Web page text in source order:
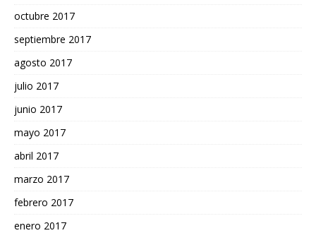
octubre 2017
septiembre 2017
agosto 2017
julio 2017
junio 2017
mayo 2017
abril 2017
marzo 2017
febrero 2017
enero 2017